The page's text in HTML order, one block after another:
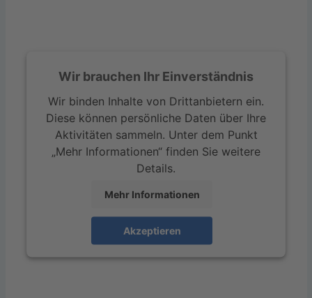
Wir brauchen Ihr Einverständnis
Wir binden Inhalte von Drittanbietern ein.
Diese können persönliche Daten über Ihre
Aktivitäten sammeln. Unter dem Punkt
„Mehr Informationen“ finden Sie weitere
Details.
Mehr Informationen
Akzeptieren